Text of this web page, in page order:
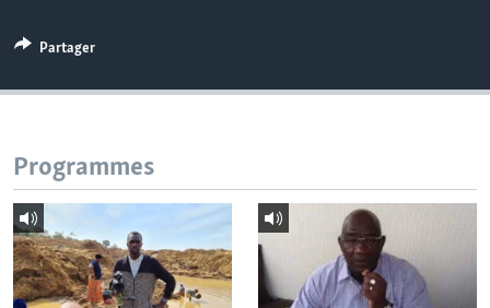
Partager
Programmes